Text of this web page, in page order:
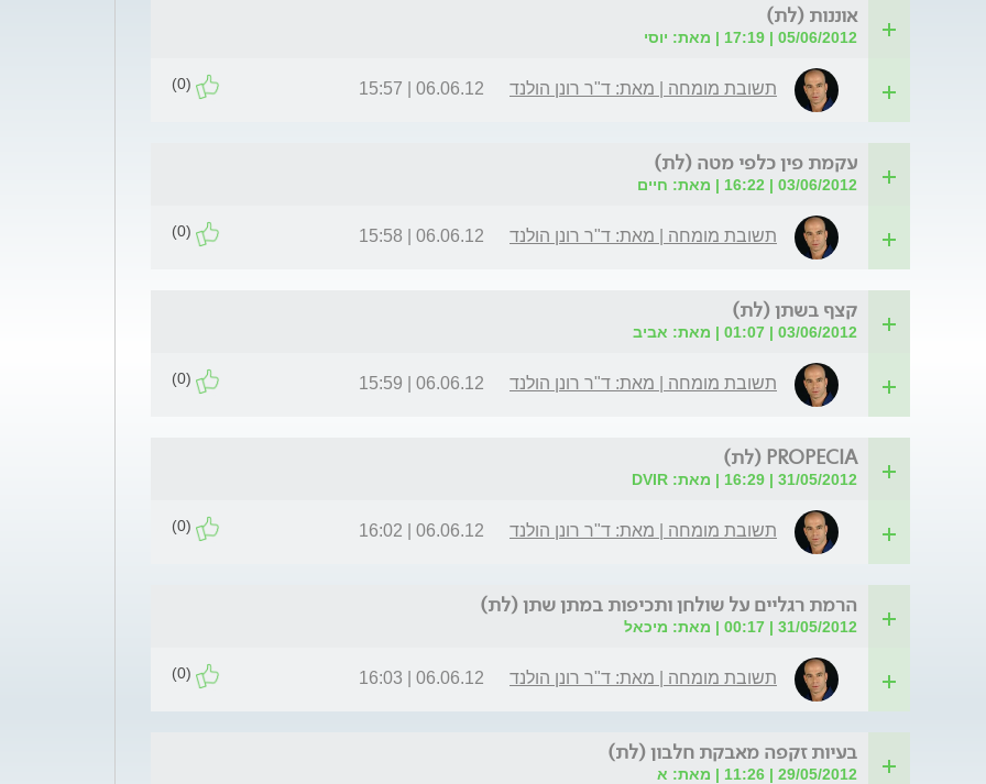
אוננות (לת)
05/06/2012 | 17:19 | מאת: יוסי
תשובת מומחה | מאת: ד"ר רונן הולנד 06.06.12 | 15:57
(0)
עקמת פין כלפי מטה (לת)
03/06/2012 | 16:22 | מאת: חיים
תשובת מומחה | מאת: ד"ר רונן הולנד 06.06.12 | 15:58
(0)
קצף בשתן (לת)
03/06/2012 | 01:07 | מאת: אביב
תשובת מומחה | מאת: ד"ר רונן הולנד 06.06.12 | 15:59
(0)
PROPECIA (לת)
31/05/2012 | 16:29 | מאת: DVIR
תשובת מומחה | מאת: ד"ר רונן הולנד 06.06.12 | 16:02
(0)
הרמת רגליים על שולחן ותכיפות במתן שתן (לת)
31/05/2012 | 00:17 | מאת: מיכאל
תשובת מומחה | מאת: ד"ר רונן הולנד 06.06.12 | 16:03
(0)
בעיות זקפה מאבקת חלבון (לת)
29/05/2012 | 11:26 | מאת: א